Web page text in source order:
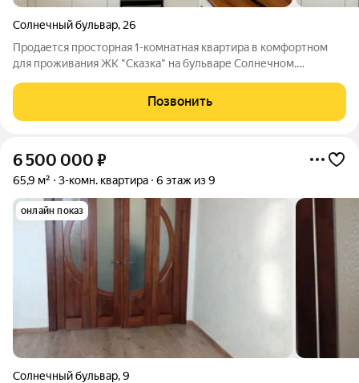
Солнечный бульвар, 26
Продается просторная 1-комнатная квартира в комфортном
для проживания ЖК "Сказка" на бульваре Солнечном.
дома 2015 года постройки. В квартире сделан современный
косметический ремонт. Из уютной
Позвонить
6 500 000 ₽
65,9 м² 3-комн. квартира 6 этаж из 9
онлайн показ
Солнечный бульвар,9